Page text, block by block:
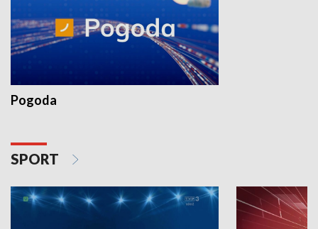
Pogoda
SPORT